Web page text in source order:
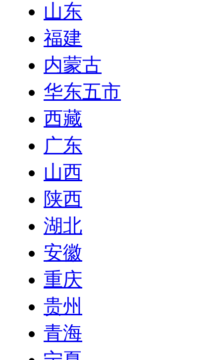
山东
福建
内蒙古
华东五市
西藏
广东
山西
陕西
湖北
安徽
重庆
贵州
青海